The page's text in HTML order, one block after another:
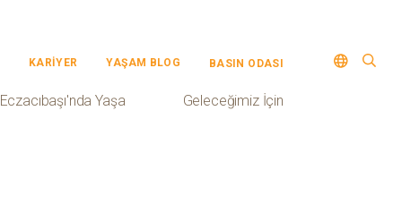
KARİYER YAŞAM BLOG BASIN ODASI
Eczacıbaşı'nda Yaşa Geleceğimiz İçin